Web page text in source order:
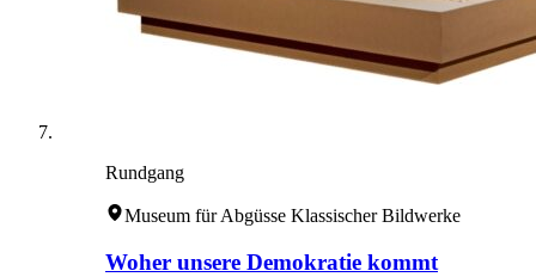
Rundgang
Museum für Abgüsse Klassischer Bildwerke
Woher unsere Demokratie kommt